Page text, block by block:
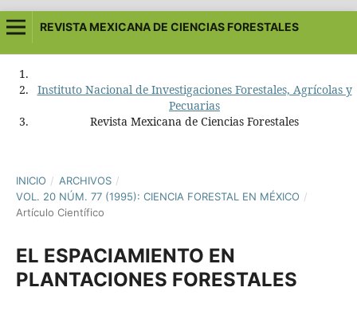
REVISTA MEXICANA DE CIENCIAS FORESTALES
Instituto Nacional de Investigaciones Forestales, Agrícolas y
Pecuarias
Revista Mexicana de Ciencias Forestales
INICIO / ARCHIVOS /
VOL. 20 NÚM. 77 (1995): CIENCIA FORESTAL EN MÉXICO /
Artículo Científico
EL ESPACIAMIENTO EN
PLANTACIONES FORESTALES